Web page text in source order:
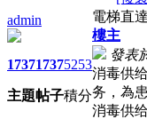
admin
1737
主題
1737
帖子
5253
積分
電梯直達
樓主
發表
消毒供
务，為
消毒供